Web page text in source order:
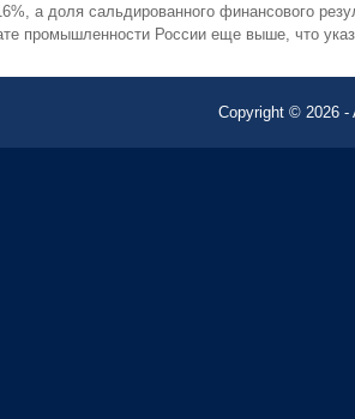
а доля сальдированного финансового
промышленности России еще выше, что
Copyright © 2026 -